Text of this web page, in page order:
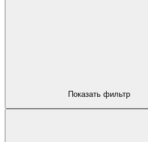
ОФИСНЫЕ
Показать фильтр